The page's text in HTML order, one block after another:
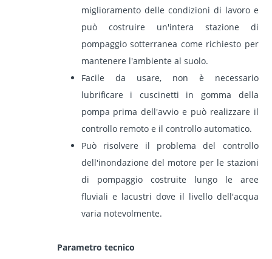
miglioramento delle condizioni di lavoro e
può costruire un'intera stazione di
pompaggio sotterranea come richiesto per
mantenere l'ambiente al suolo.
Facile da usare, non è necessario
lubrificare i cuscinetti in gomma della
pompa prima dell'avvio e può realizzare il
controllo remoto e il controllo automatico.
Può risolvere il problema del controllo
dell'inondazione del motore per le stazioni
di pompaggio costruite lungo le aree
fluviali e lacustri dove il livello dell'acqua
varia notevolmente.
Parametro tecnico